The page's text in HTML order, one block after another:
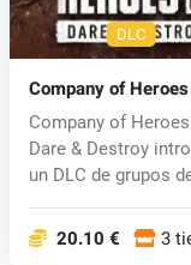
DLC
Company of
Dare & Destroy (PC)
Company of
Dare & Destroy
un DLC de grupos
20.10 € 3